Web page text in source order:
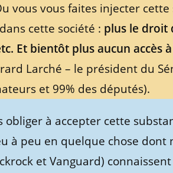
vous vous faites injecter
cette société : plus le droit
Et bientôt plus aucun accès
Larché – le président du
et 99% des députés).
à accepter cette
à peu en quelque chose
et Vanguard)